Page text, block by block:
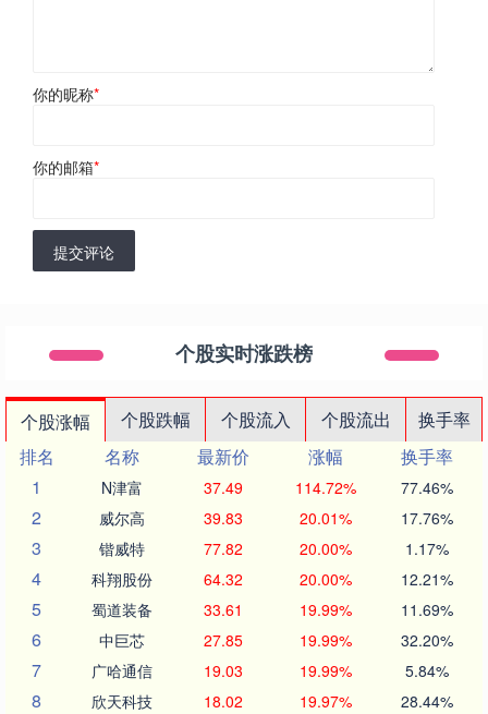
你的昵称*
你的邮箱*
提交评论
个股实时涨跌榜
个股涨幅 个股跌幅 个股流入 个股流出
换手率
排名
名称 最新价 涨幅
换手率
1
N津富 37.49 114.72% 77.46%
2 威尔高 39.83 20.01% 17.76%
3 锴威特 77.82 20.00% 1.17%
4 科翔股份 64.32 20.00% 12.21%
5 蜀道装备 33.61 19.99% 11.69%
6 中巨芯 27.85 19.99% 32.20%
7 广哈通信 19.03 19.99% 5.84%
8 欣天科技 18.02 19.97% 28.44%